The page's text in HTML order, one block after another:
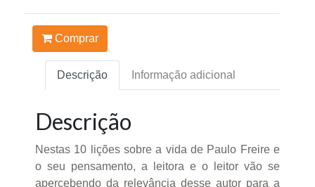
Comprar
Descrição Informação adicional
Descrição
Nestas 10 lições sobre a vida de Paulo Freire e
o seu pensamento, a leitora e o leitor vão se
apercebendo da relevância desse autor para a